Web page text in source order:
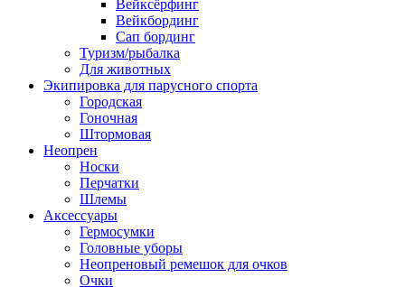
Вейксёрфинг
Вейкбординг
Сап бординг
Туризм/рыбалка
Для животных
Экипировка для парусного спорта
Городская
Гоночная
Штормовая
Неопрен
Носки
Перчатки
Шлемы
Аксессуары
Гермосумки
Головные уборы
Неопреновый ремешок для очков
Очки